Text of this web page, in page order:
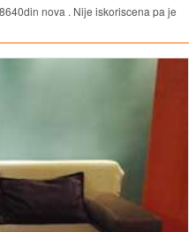
nova . Nije iskoriscena pa je